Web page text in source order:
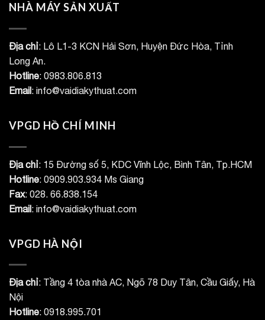
NHÀ MÁY SẢN XUẤT
Địa chỉ: Lô L1-3 KCN Hải Sơn, Huyện Đức Hòa, Tỉnh
Long An.
Hotline: 0983.806.813
Email: info@vaidiakythuat.com
VPGD HỒ CHÍ MINH
Địa chỉ: 15 Đường số 5, KDC Vĩnh Lộc, Bình Tân, Tp.HCM
Hotline: 0909.903.934 Ms Giang
Fax: 028. 66.838.154
Email: info@vaidiakythuat.com
VPGD HÀ NỘI
Địa chỉ: Tầng 4 tòa nhà AC, Ngõ 78 Duy Tân, Cầu Giấy, Hà
Nội
Hotline: 0918.995.701